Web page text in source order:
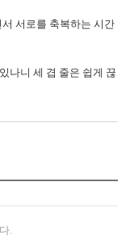
서로를 축복하는 시간
나니 세 겹 줄은 쉽게 끊
.